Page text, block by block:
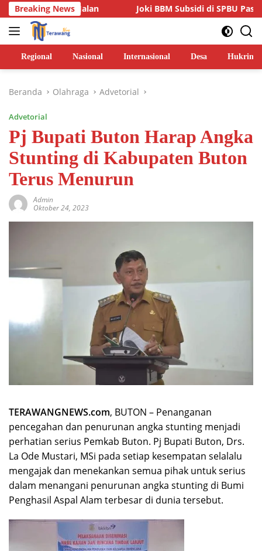
Langsung
ke
konten
Breaking NewsJoki BBM Subsidi di SPBU Pasarwajo Makin
Regional Nasional Internasional Desa Hukrim
Beranda Olahraga Advetorial
Advetorial
Pj Bupati Buton Harap Angka
Stunting di Kabupaten Buton
Terus Menurun
Admin
Oktober 24, 2023
TERAWANGNEWS.com, BUTON – Penanganan
pencegahan dan penurunan angka stunting menjadi
perhatian serius Pemkab Buton. Pj Bupati Buton, Drs.
La Ode Mustari, MSi pada setiap kesempatan selalalu
mengajak dan menekankan semua pihak untuk serius
dalam menangani penurunan angka stunting di Bumi
Penghasil Aspal Alam terbesar di dunia tersebut.